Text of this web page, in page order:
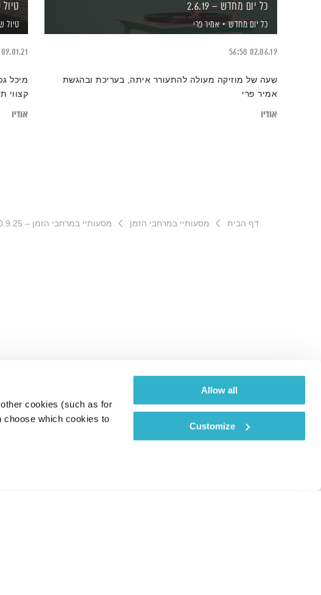
cookies (such as for
choose which cookies to
Allow all
Customize
כל יום מחדש – 2.6.19
כל יום מחדש אמיר פרי
02.06.19
56:58
שעה של מוזיקה מעולה להתעורר איתה, בעריכת ובהגשת
אמיר פרי
אודיו
טיול
טיול
09.01.21
מיכל
קצווי
אודיו
דף הבית מסעותיי במרחבי הזמן מסעותיי במרחבי הזמן – 20.9.25